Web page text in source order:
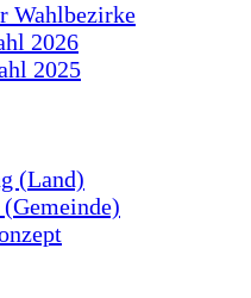
Wahlbezirke
2026
2025
(Land)